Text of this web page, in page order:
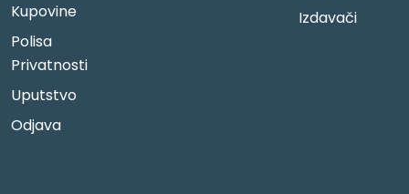
Kupovine
Polisa
Privatnosti
Uputstvo
Odjava
Izdavači